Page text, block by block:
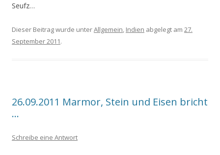
Seufz…
Dieser Beitrag wurde unterAllgemein, Indien abgelegt am 27.
September 2011.
26.09.2011 Marmor, Stein und Eisen bricht
…
Schreibe eine Antwort